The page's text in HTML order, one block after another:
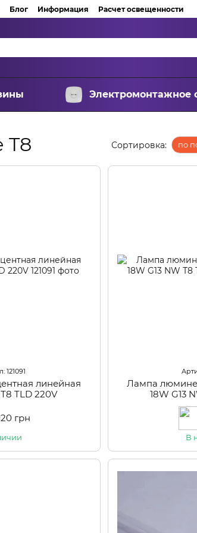
Блог Информация Расчет освещенности
Электромонтажное
Сортировка: по
121091
линейная
TLD 220V
грн
Лампа
18W G13
В